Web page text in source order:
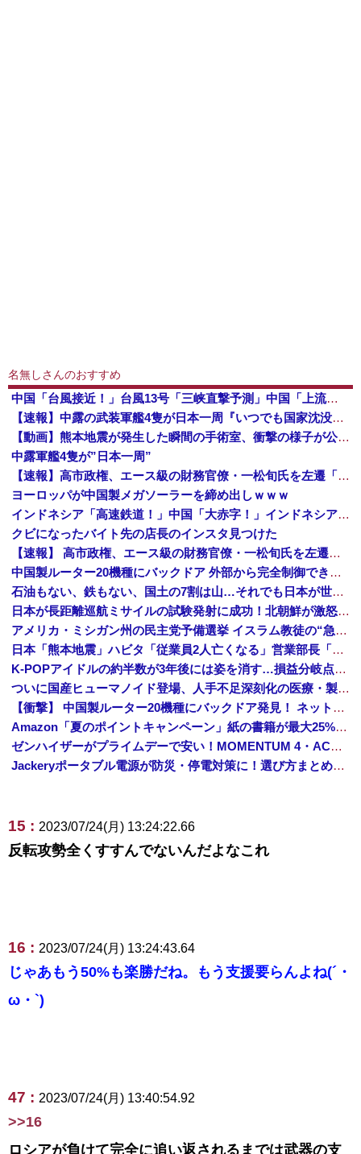
名無しさんのおすすめ
中国「台風接近！」台風13号「三峡直撃予測」中国「上流大洪水！（三峡上流」中国都市「8/5の映像（動画」三峡ダム「緊急放流（決壊危機」中国「下流...
【速報】中露の武装軍艦4隻が日本一周『いつでも国家沈没させられるぞ』
【動画】熊本地震が発生した瞬間の手術室、衝撃の様子が公開されて16万いいね プロすぎると称賛の声が集まる
中露軍艦4隻が”日本一周”
【速報】高市政権、エース級の財務官僚・一松旬氏を左遷「彼は協力的でなかった」財務省の言いなりではないことが判明
ヨーロッパが中国製メガソーラーを締め出しｗｗｗ
インドネシア「高速鉄道！」中国「大赤字！」インドネシア「運営会社の株式購入！（負債対策」中国「はい（巨額負債」インドネシア「700km延伸計画！（実質中止」→
クビになったバイト先の店長のインスタ見つけた
【速報】 高市政権、エース級の財務官僚・一松旬氏を左遷「彼は協力的でなかった」財務省の言いなりではないことが判明
中国製ルーター20機種にバックドア 外部から完全制御できる機能が仕込まれていた
石油もない、鉄もない、国土の7割は山…それでも日本が世界屈指の経済大国になれた「勤勉さ」以外の勝因！
日本が長距離巡航ミサイルの試験発射に成功！北朝鮮が激怒「日本が戦争国家になろうとしている」「絶対に傍観しない、必ず後悔させる」
アメリカ・ミシガン州の民主党予備選挙 イスラム教徒の“急進左派”候補が勝利確実に⋯トランプ氏は批判
日本「熊本地震」ハビタ「従業員2人亡くなる」営業部長「イオンのスタッフに制止されなかった」日本「部長が連絡後の店員行動を証言（謎」イオン「再入館可能の事実ない」→
K-POPアイドルの約半数が3年後には姿を消す…損益分岐点突破は4％未満
ついに国産ヒューマノイド登場、人手不足深刻化の医療・製造現場などでの活用想定！
【衝撃】 中国製ルーター20機種にバックドア発見！ ネットに繋ぐだけで35秒ごとに中国のサーバーと通信
Amazon「夏のポイントキャンペーン」紙の書籍が最大25%ポイント還元 対象と条件を整理（2026年7月）
ゼンハイザーがプライムデーで安い！MOMENTUM 4・ACCENTUMなど対象モデルまとめ！
Jackeryポータブル電源が防災・停電対策に！選び方まとめ【プライムデー最終日】
15 : 2023/07/24(月) 13:24:22.66
反転攻勢全くすすんでないんだよなこれ
16 : 2023/07/24(月) 13:24:43.64
じゃあもう50%も楽勝だね。もう支援要らんよね(´・
ω・`)
47 : 2023/07/24(月) 13:40:54.92
>>16
ロシアが負けて完全に追い返されるまでは武器の支